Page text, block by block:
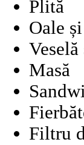
Plită
Oale
Masă
Filtru